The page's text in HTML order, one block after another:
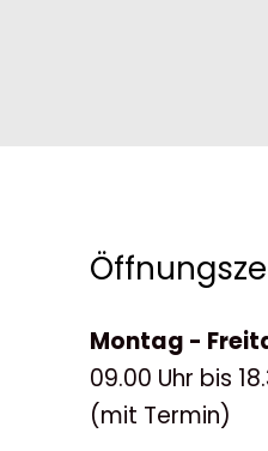
Montag -
09.00 Uhr bis
(mit Termin)